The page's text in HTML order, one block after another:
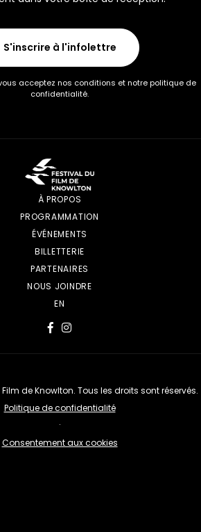
S'inscrire à l'infolettre
acceptez nos conditions et notre politique de
confidentialité.
À PROPOS
PROGRAMMATION
ÉVÉNEMENTS
BILLETTERIE
PARTENAIRES
NOUS JOINDRE
EN
de Knowlton. Tous les droits sont réservés.
Politique de confidentialité
·
Consentement aux cookies